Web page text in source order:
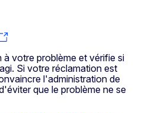
votre problème et vérifie si
Si votre réclamation est
l'administration de
que le problème ne se